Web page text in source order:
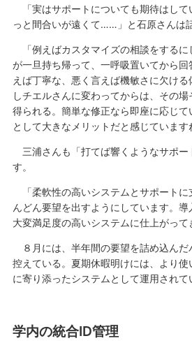
「実はサポートについても期待はして
っと間合いが遠くて……」と石原さんは話
「例えばカスタマイズの相談をするに
が一旦持ち帰って、一呼吸置いてから
えば丁寧な、悪く言えば機敏さに欠け
しチエルさんに変わってからは、その
得られる。簡単な修正なら即座に応じ
として大きなメリットだと感じています
三浦さんも「打てば響くようなサポー
す。
「柔軟性の高いシステムとサポートに
んどん要望を出すようにしています。導
大変満足度の高いシステムに仕上がって
８月には、半年間の要望を詰め込んだ
控えている。夏期休暇明けには、より
に寄り添ったシステムとして運用されて
学内の統合ID管理